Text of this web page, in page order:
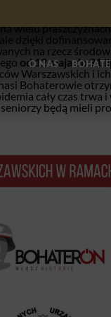
O NAS
samotnie i
wielu
dzięki
na rzecz
od 12 maja do 31
Warszawskich i
Bohaterowie
cały czas
będą mieli